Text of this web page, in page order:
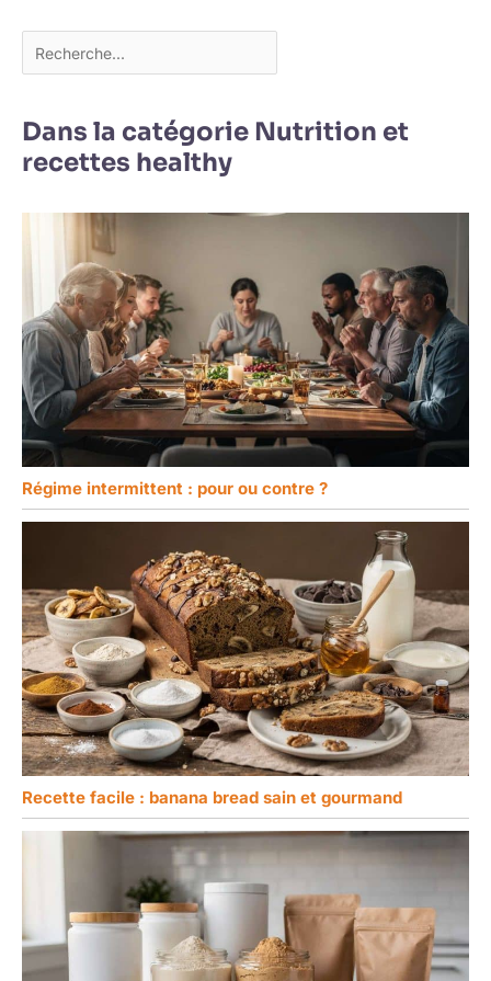
Dans la catégorie Nutrition et
recettes healthy
Régime intermittent : pour ou contre ?
Recette facile : banana bread sain et gourmand